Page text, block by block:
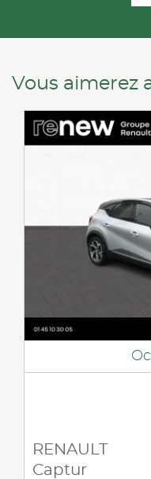
Vous aimerez
RENAULT
Captur